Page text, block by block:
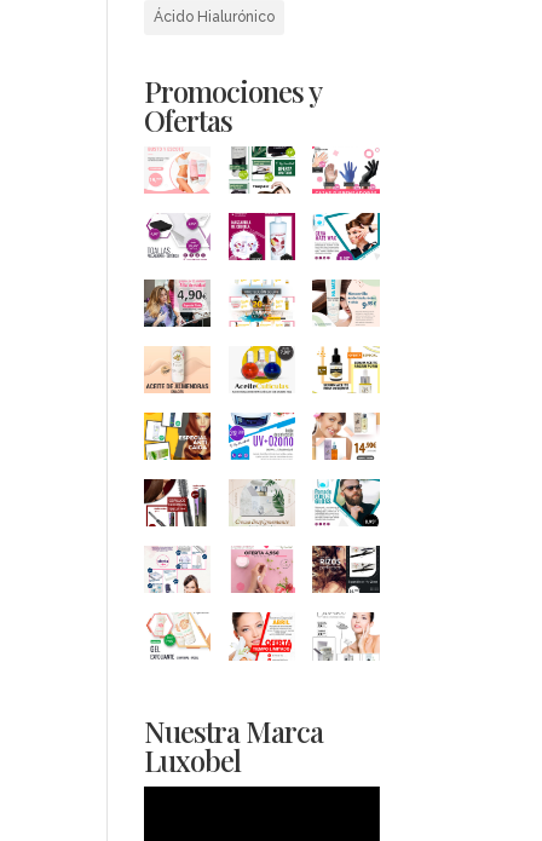
Ácido Hialurónico
Promociones y
Ofertas
Nuestra Marca
Luxobel